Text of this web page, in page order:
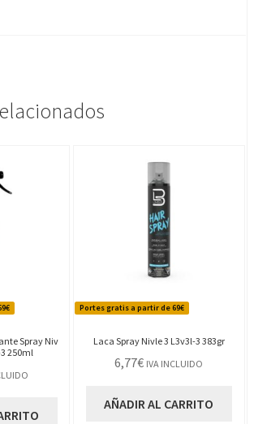
Spray Niv
250ml
Portes gratis a partir de 69€
Laca Spray Nivle 3 L3v3l-3 383gr
6,77€ IVA INCLUIDO
AÑADIR AL CARRITO